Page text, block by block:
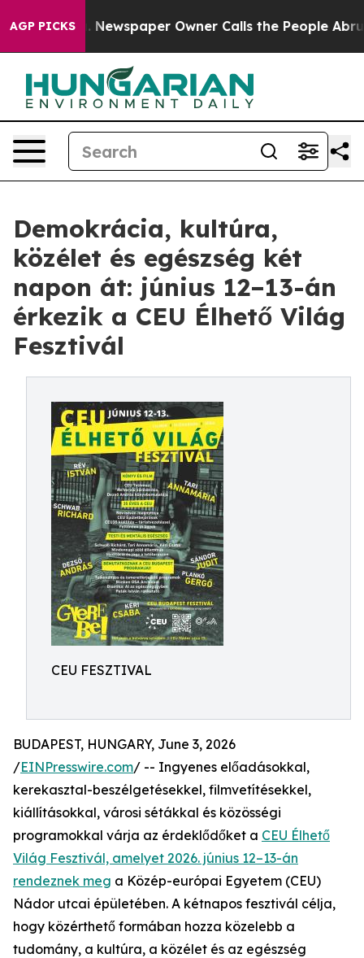
AGP PICKSNewspaper Owner Calls the People Abruptly
Demokrácia, kultúra,
közélet és egészség két
napon át: június 12–13-án
érkezik a CEU Élhető Világ
Fesztivál
CEU FESZTIVAL
BUDAPEST, HUNGARY, June 3, 2026
/EINPresswire.com/ -- Ingyenes előadásokkal,
kerekasztal-beszélgetésekkel, filmvetítésekkel,
kiállításokkal, városi sétákkal és közösségi
programokkal várja az érdeklődőket a CEU Élhető
Világ Fesztivál, amelyet 2026. június 12–13-án
rendeznek meg a Közép-európai Egyetem (CEU)
Nádor utcai épületében. A kétnapos fesztivál célja,
hogy közérthető formában hozza közelebb a
tudomány, a kultúra, a közélet és az egészség